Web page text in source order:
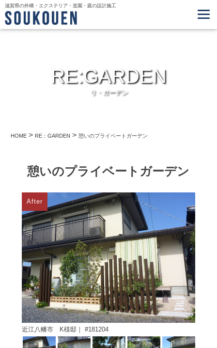
滋賀県の外構・エクステリア・造園・庭の設計施工
RE:GARDEN
リ・ガーデン
HOME > RE：GARDEN >憩いのプライベートガーデン
憩いのプライベートガーデン
近江八幡市 K様邸｜ #181204